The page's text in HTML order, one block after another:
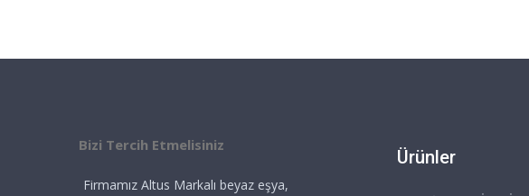
Bizi Tercih Etmelisiniz
Firmamız Altus Markalı beyaz eşya,
Ürünler